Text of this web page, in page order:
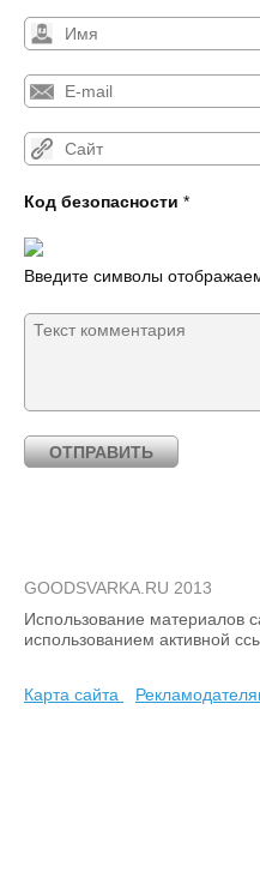
Код безопасности *
Введите символы
GOODSVARKA.RU 2013
Использование материалов
использованием активной
Карта сайта